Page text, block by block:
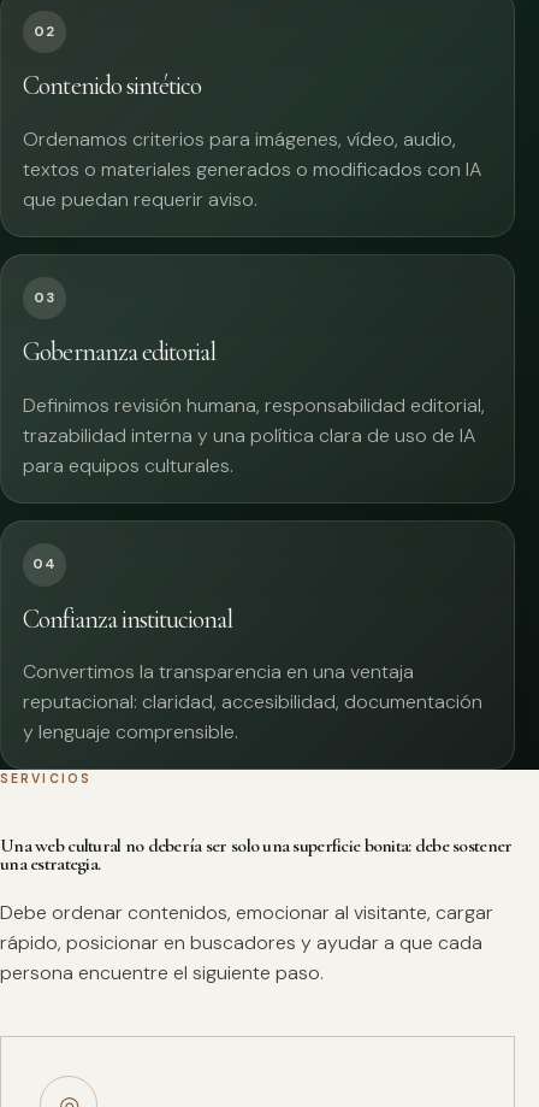
02
Contenido sintético
Ordenamos criterios para imágenes, vídeo, audio,
textos o materiales generados o modificados con IA
que puedan requerir aviso.
03
Gobernanza editorial
Definimos revisión humana, responsabilidad editorial,
trazabilidad interna y una política clara de uso de IA
para equipos culturales.
04
Confianza institucional
Convertimos la transparencia en una ventaja
reputacional: claridad, accesibilidad, documentación
y lenguaje comprensible.
SERVICIOS
Una web cultural no debería ser solo una superficie bonita: debe sostener
una estrategia.
Debe ordenar contenidos, emocionar al visitante, cargar
rápido, posicionar en buscadores y ayudar a que cada
persona encuentre el siguiente paso.